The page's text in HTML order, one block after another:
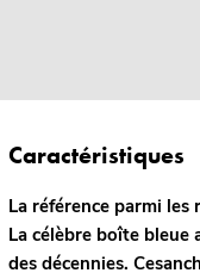
Caractéristiques
La référence parmi les
La célèbre boîte bleue
des décennies.